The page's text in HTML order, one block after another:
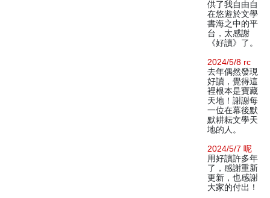
供了我自由自
在悠遊於文學
書海之中的平
台，太感謝
《好讀》了。
2024/5/8 rc
去年偶然發現
好讀，覺得這
裡根本是寶藏
天地！謝謝每
一位在幕後默
默耕耘文學天
地的人。
2024/5/7 呢
用好讀許多年
了，感謝重新
更新，也感謝
大家的付出！